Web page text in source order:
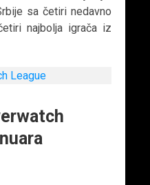
sa četiri nedavno
najbolja igrača iz